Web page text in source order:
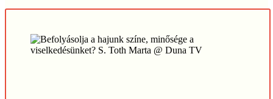
Play
Video